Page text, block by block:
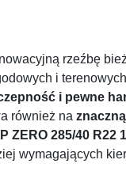
rzeźbę
i
i pewne
również na
ZERO 285/40 R22
wymagających